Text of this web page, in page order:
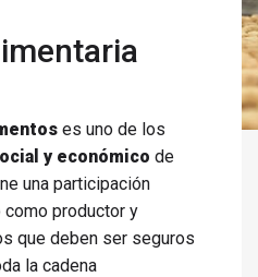
es uno de los
y económico de
una participación
como productor y
que deben ser seguros
la cadena